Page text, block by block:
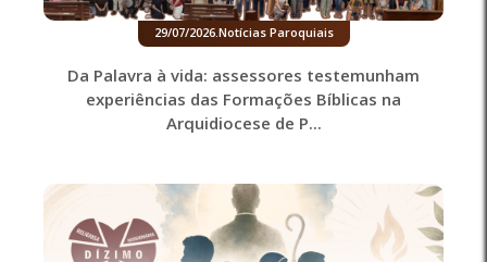
29/07/2026. Notícias Paroquiais
Da Palavra à vida: assessores testemunham
experiências das Formações Bíblicas na
Arquidiocese de P...